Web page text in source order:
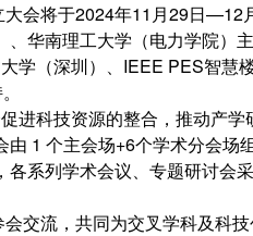
会将于2024年11月29日—12
华南理工大学（电力学院）
学（深圳）、IEEE PES智慧
进科技资源的整合，推动产学
1 个主会场+6个学术分会场
系列学术会议、专题研讨会
交流，共同为交叉学科及科